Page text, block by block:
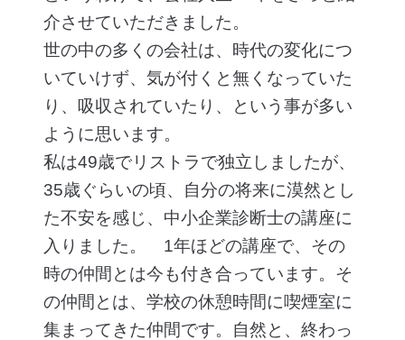
介させていただきました。
世の中の多くの会社は、時代の変化につ
いていけず、気が付くと無くなっていた
り、吸収されていたり、という事が多い
ように思います。
私は49歳でリストラで独立しましたが、
35歳ぐらいの頃、自分の将来に漠然とし
た不安を感じ、中小企業診断士の講座に
入りました。 1年ほどの講座で、その
時の仲間とは今も付き合っています。そ
の仲間とは、学校の休憩時間に喫煙室に
集まってきた仲間です。自然と、終わっ